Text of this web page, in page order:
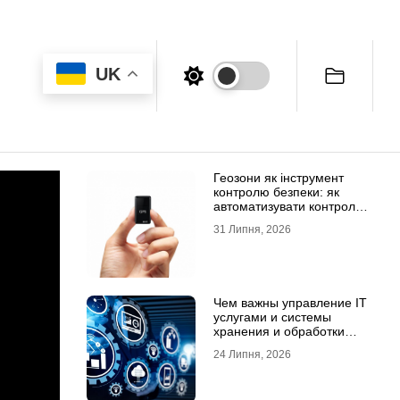
UK
Геозони як інструмент
контролю безпеки: як
автоматизувати контроль
31 Липня, 2026
Чем важны управление IT
услугами и системы
хранения и обработки
24 Липня, 2026